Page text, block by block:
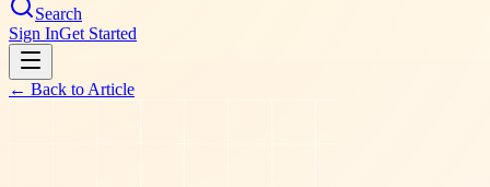
Search
Sign InGet Started
← Back to Article